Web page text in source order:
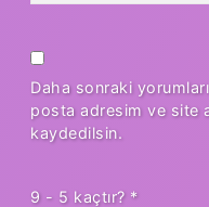
Daha sonraki
posta adresim ve site
kaydedilsin.
9 - 5 kaçtır? *